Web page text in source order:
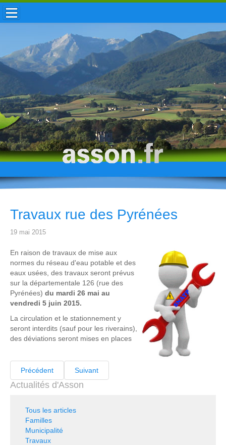
ACCUEIL / INFOS
MUNICIPALITÉ
VIE LOCALE
ENFANCE
TOURISME
HISTOIRE
Travaux rue des Pyrénées
19 mai 2015
En raison de travaux de mise aux
normes du réseau d'eau potable et des
eaux usées, des travaux seront prévus
sur la départementale 126 (rue des
Pyrénées) du mardi 26 mai au
vendredi 5 juin 2015.
La circulation et le stationnement y
seront interdits (sauf pour les riverains),
des déviations seront mises en places
Précédent Suivant
Actualités d'Asson
Tous les articles
Familles
Municipalité
Travaux